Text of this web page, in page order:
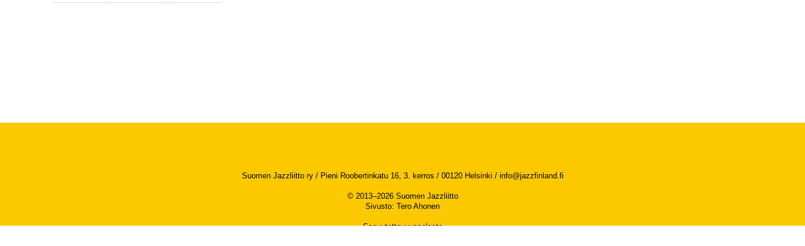
Suomen Jazzliitto ry / Pieni Roobertinkatu 16, 3. kerros / 00120 Helsinki / info@jazzfinland.fi
© 2013–2026 Suomen Jazzliitto
Sivusto: Tero Ahonen
Saavutettavuusseloste